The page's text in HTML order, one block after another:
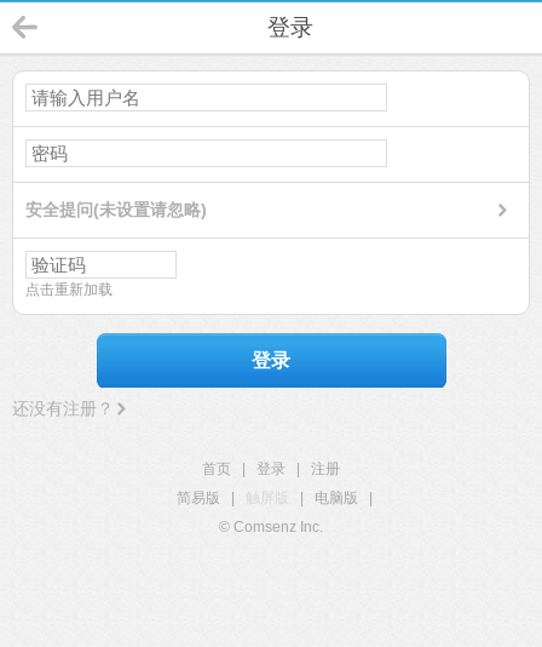
登录
安全提问(未设置请忽略)
点击重新加载
登录
还没有注册？
首页 登录
注册
简易版
触屏版 电脑版
© Comsenz Inc.